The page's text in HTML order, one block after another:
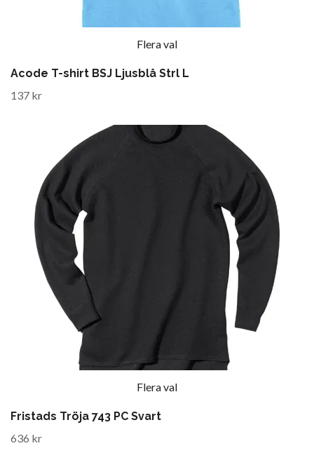
Flera val
Acode T-shirt BSJ Ljusblå Strl L
137 kr
Flera val
Fristads Tröja 743 PC Svart
636 kr